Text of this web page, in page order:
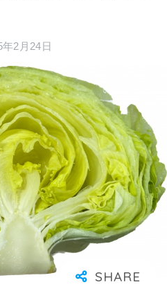
年2月24日